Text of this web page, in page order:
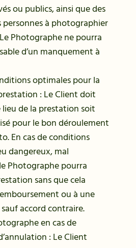
ou publics, ainsi que des
à photographier
Photographe ne pourra
d’un manquement à
optimales pour la
: Le Client doit
lieu de la prestation soit
pour le bon déroulement
En cas de conditions
dangereux, mal
Photographe pourra
sans que cela
ou à une
accord contraire.
en cas de
: Le Client